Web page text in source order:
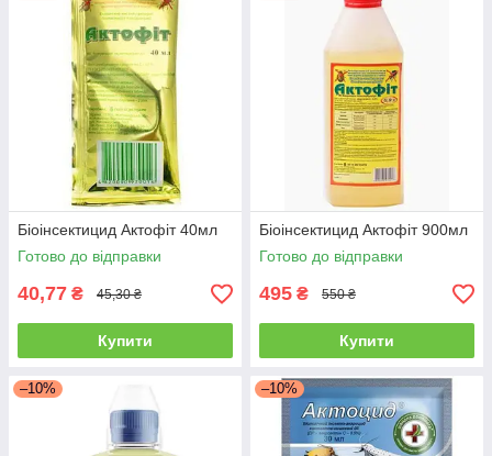
Біоінсектицид Актофіт 40мл
Готово до відправки
40,77 ₴ 45,30 ₴
Купити
Біоінсектицид Актофіт 900мл
Готово до відправки
495 ₴ 550 ₴
Купити
–10% –10%